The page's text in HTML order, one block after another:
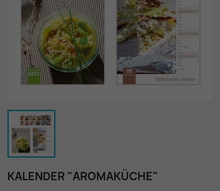
KALENDER "AROMAKÜCHE"